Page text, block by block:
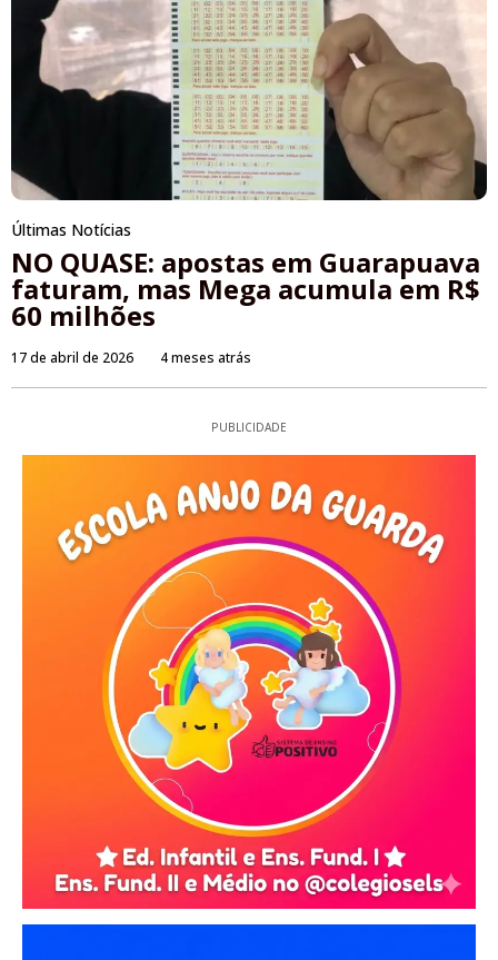
Últimas Notícias
NO QUASE: apostas em Guarapuava
faturam, mas Mega acumula em R$
60 milhões
17 de abril de 2026 4 meses atrás
PUBLICIDADE